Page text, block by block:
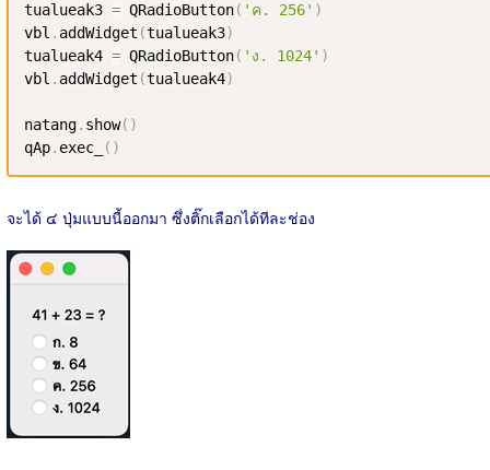
tualueak3 = QRadioButton( 'ค. 256' )
vbl . addWidget (tualueak3)
tualueak4 = QRadioButton( 'ง. 1024' )
vbl . addWidget (tualueak4)
natang. show( )
qAp. exec_ ( )
จะได้ ๔ ปุ่มแบบนี้ออกมา ซึ่งติ๊กเลือกได้ทีละช่อง